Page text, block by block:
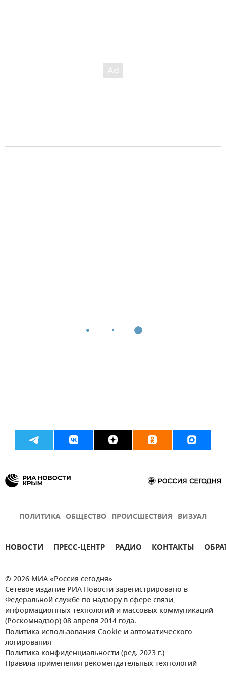
ПОЛИТИКА ОБЩЕСТВО ПРОИСШЕСТВИЯ ВИЗУАЛ
НОВОСТИ ПРЕСС-ЦЕНТР РАДИО КОНТАКТЫ
© 2026 МИА «Россия сегодня»
Сетевое издание РИА Новости зарегистрировано в
Федеральной службе по надзору в сфере связи,
информационных технологий и массовых коммуникаций
(Роскомнадзор) 08 апреля 2014 года.
Политика использования Cookie и автоматического
логирования
Политика конфиденциальности (ред. 2023 г.)
Правила применения рекомендательных технологий